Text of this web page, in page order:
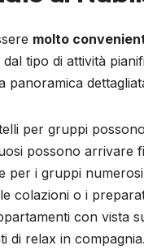
molto
tipo di attività
per gruppi
possono arrivare
per i gruppi
colazioni o i
con vista
di relax in compagnia.